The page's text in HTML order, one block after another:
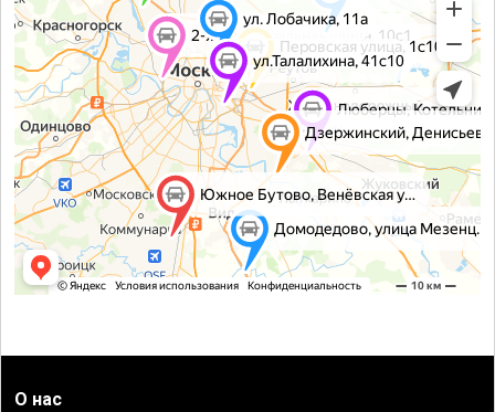
О нас